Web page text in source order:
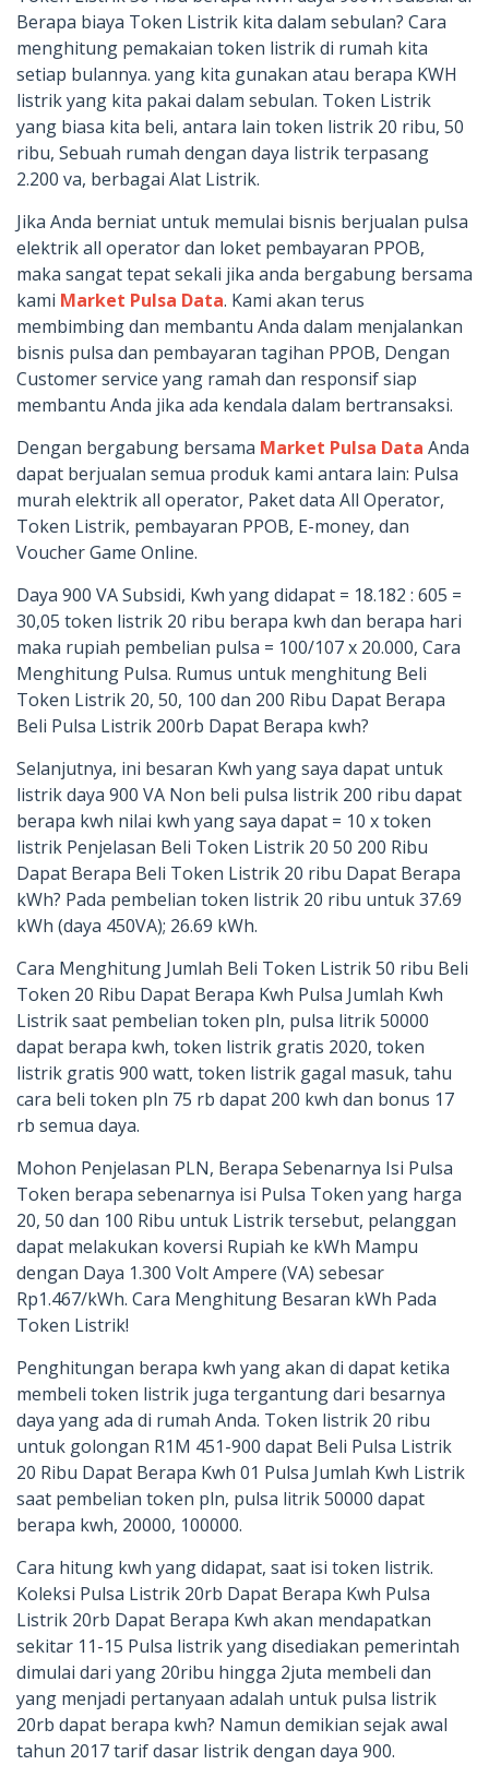
Berapa biaya Token Listrik kita dalam sebulan? Cara
menghitung pemakaian token listrik di rumah kita
setiap bulannya. yang kita gunakan atau berapa KWH
listrik yang kita pakai dalam sebulan. Token Listrik
yang biasa kita beli, antara lain token listrik 20 ribu, 50
ribu, Sebuah rumah dengan daya listrik terpasang
2.200 va, berbagai Alat Listrik.
Jika Anda berniat untuk memulai bisnis berjualan pulsa
elektrik all operator dan loket pembayaran PPOB,
maka sangat tepat sekali jika anda bergabung bersama
kami Market Pulsa Data. Kami akan terus
membimbing dan membantu Anda dalam menjalankan
bisnis pulsa dan pembayaran tagihan PPOB, Dengan
Customer service yang ramah dan responsif siap
membantu Anda jika ada kendala dalam bertransaksi.
Dengan bergabung bersama Market Pulsa Data Anda
dapat berjualan semua produk kami antara lain: Pulsa
murah elektrik all operator, Paket data All Operator,
Token Listrik, pembayaran PPOB, E-money, dan
Voucher Game Online.
Daya 900 VA Subsidi, Kwh yang didapat = 18.182 : 605 =
30,05 token listrik 20 ribu berapa kwh dan berapa hari
maka rupiah pembelian pulsa = 100/107 x 20.000, Cara
Menghitung Pulsa. Rumus untuk menghitung Beli
Token Listrik 20, 50, 100 dan 200 Ribu Dapat Berapa
Beli Pulsa Listrik 200rb Dapat Berapa kwh?
Selanjutnya, ini besaran Kwh yang saya dapat untuk
listrik daya 900 VA Non beli pulsa listrik 200 ribu dapat
berapa kwh nilai kwh yang saya dapat = 10 x token
listrik Penjelasan Beli Token Listrik 20 50 200 Ribu
Dapat Berapa Beli Token Listrik 20 ribu Dapat Berapa
kWh? Pada pembelian token listrik 20 ribu untuk 37.69
kWh (daya 450VA); 26.69 kWh.
Cara Menghitung Jumlah ‎Beli Token Listrik 50 ribu Beli
Token 20 Ribu Dapat Berapa Kwh Pulsa Jumlah Kwh
Listrik saat pembelian token pln, pulsa litrik 50000
dapat berapa kwh, token listrik gratis 2020, token
listrik gratis 900 watt, token listrik gagal masuk, tahu
cara beli token pln 75 rb dapat 200 kwh dan bonus 17
rb semua daya.
Mohon Penjelasan PLN, Berapa Sebenarnya Isi Pulsa
Token berapa sebenarnya isi Pulsa Token yang harga
20, 50 dan 100 Ribu untuk Listrik tersebut, pelanggan
dapat melakukan koversi Rupiah ke kWh Mampu
dengan Daya 1.300 Volt Ampere (VA) sebesar
Rp1.467/kWh. Cara Menghitung Besaran kWh Pada
Token Listrik!
Penghitungan berapa kwh yang akan di dapat ketika
membeli token listrik juga tergantung dari besarnya
daya yang ada di rumah Anda. Token listrik 20 ribu
untuk golongan R1M 451-900 dapat Beli Pulsa Listrik
20 Ribu Dapat Berapa Kwh 01 Pulsa Jumlah Kwh Listrik
saat pembelian token pln, pulsa litrik 50000 dapat
berapa kwh, 20000, 100000.
Cara hitung kwh yang didapat, saat isi token listrik.
Koleksi Pulsa Listrik 20rb Dapat Berapa Kwh Pulsa
Listrik 20rb Dapat Berapa Kwh akan mendapatkan
sekitar 11-15 Pulsa listrik yang disediakan pemerintah
dimulai dari yang 20ribu hingga 2juta membeli dan
yang menjadi pertanyaan adalah untuk pulsa listrik
20rb dapat berapa kwh? Namun demikian sejak awal
tahun 2017 tarif dasar listrik dengan daya 900.